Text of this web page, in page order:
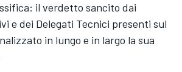
il verdetto sancito dai
e dei Delegati Tecnici presenti sul
in lungo e in largo la sua